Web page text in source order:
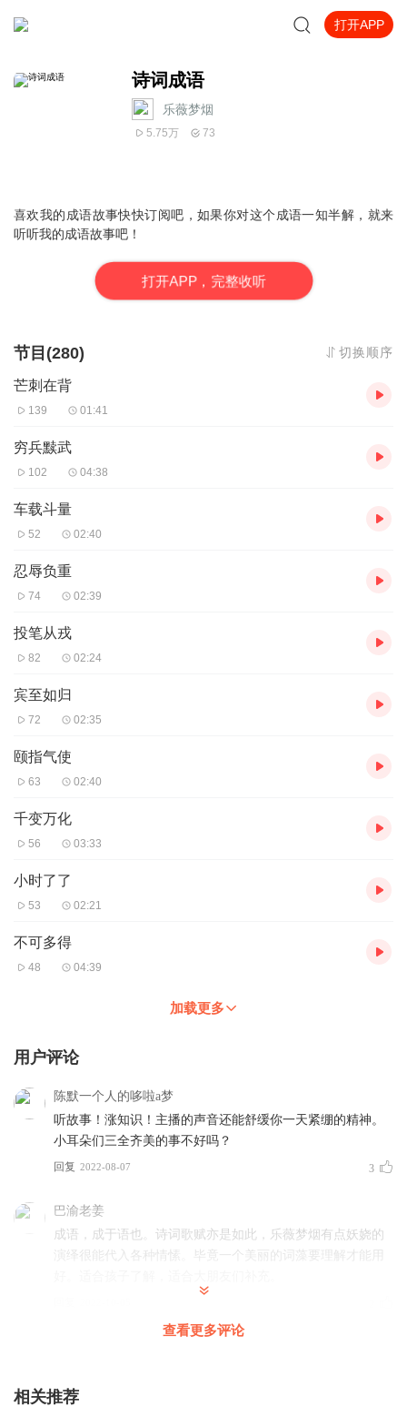
打开APP
诗词成语
乐薇梦烟
5.75万 73
喜欢我的成语故事快快订阅吧，如果你对这个成语一知半解，就来
听听我的成语故事吧！
打开APP，完整收听
节目(280) 切换顺序
芒刺在背
139 01:41
穷兵黩武
102 04:38
车载斗量
52 02:40
忍辱负重
74 02:39
投笔从戎
82 02:24
宾至如归
72 02:35
颐指气使
63 02:40
千变万化
56 03:33
小时了了
53 02:21
不可多得
48 04:39
加载更多
用户评论
陈默一个人的哆啦a梦
听故事！涨知识！主播的声音还能舒缓你一天紧绷的精神。
小耳朵们三全齐美的事不好吗？
回复 2022-08-07 3
巴渝老姜
成语，成于语也。诗词歌赋亦是如此，乐薇梦烟有点妖娆的
演绎很能代入各种情愫。毕竟一个美丽的词藻要理解才能用
回复
查看更多评论
相关推荐